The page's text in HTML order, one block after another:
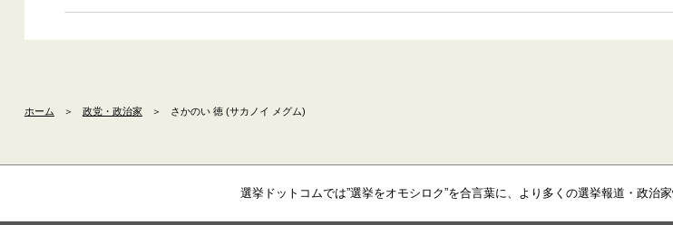
ホーム ＞ 政党・政治家 ＞ さかのい 徳 (サカノイ メグム)
選挙ドットコムでは”選挙をオモシロク”を合言葉に、より多くの選挙報道・政治